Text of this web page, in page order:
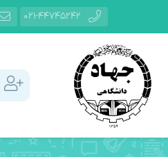
021-44745242